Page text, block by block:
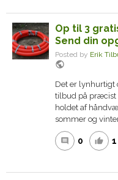
Op til 3
Send din
Posted by Erik
public
Det er lynhurtigt
tilbud på præcist
holdet af
sommer og
comment 0 thumb_up 1